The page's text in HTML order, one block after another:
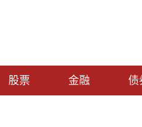
股票 金融 债